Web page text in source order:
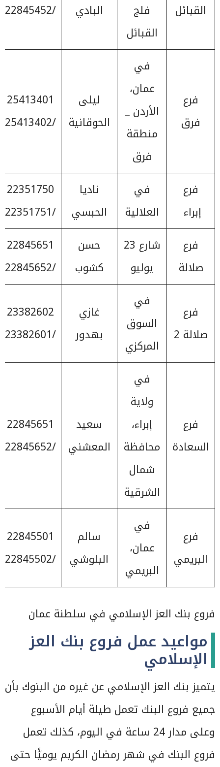
القبائل
فلج
القبائل
البادي
/22845452
فرع
فرق
في
عمان،
الأردن _
منطقة
فرق
ليلى
الحوقانية
25413401
/25413402
فرع
إبراء
في
العلالية
ناديا
الحبسي
22351750
/22351751
فرع
صلالة
شارع 23
يوليو
حسن
كشوب
22845651
/22845652
فرع
صلالة 2
في
السوق
المركزي
غازي
بهدور
23382602
/23382601
فرع
السعادة
في
ولاية
إبراء،
محافظة
شمال
الشرقية
سعيد
المعشني
22845651
/22845652
فرع
البريمي
في
عمان،
البريمي
سالم
البلوشي
22845501
/22845502
فروع بنك العز الإسلامي في سلطنة عمان
مواعيد عمل فروع بنك العز
الإسلامي
يتميز بنك العز الإسلامي عن غيره من البنوك بأن
جميع فروع البنك تعمل طيلة أيام الأسبوع
وعلى مدار 24 ساعة في اليوم، كذلك تعمل
فروع البنك في شهر رمضان الكريم يوميًّا حتى